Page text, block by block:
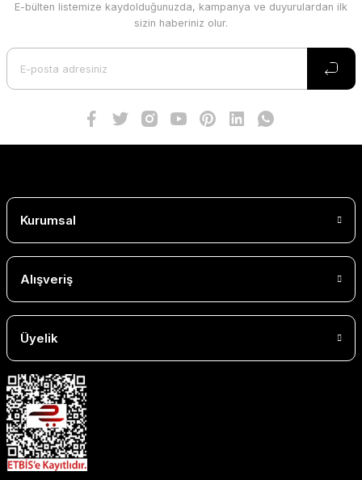
E-bülten listemize kaydolduğunuzda, kampanya ve duyurulardan ilk
sizin haberiniz olur.
Kurumsal
Alışveriş
Üyelik